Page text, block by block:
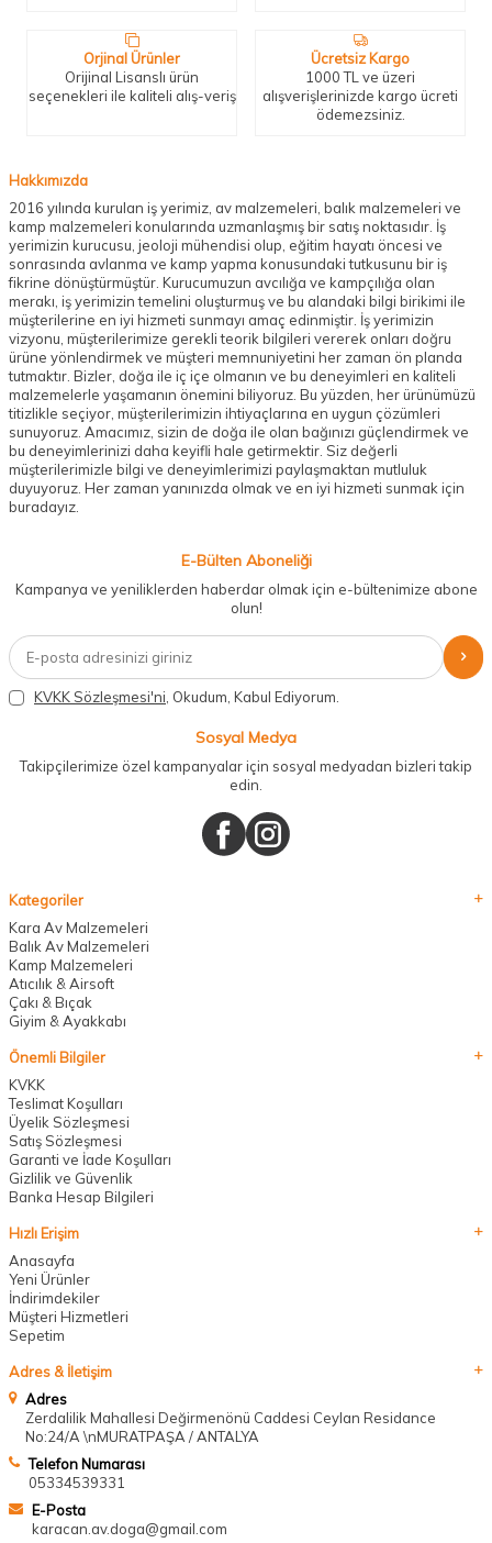
Orjinal Ürünler
Orijinal Lisanslı ürün
seçenekleri ile kaliteli alış-veriş
Ücretsiz Kargo
1000 TL ve üzeri
alışverişlerinizde kargo ücreti
ödemezsiniz.
Hakkımızda
2016 yılında kurulan iş yerimiz, av malzemeleri, balık malzemeleri ve
kamp malzemeleri konularında uzmanlaşmış bir satış noktasıdır. İş
yerimizin kurucusu, jeoloji mühendisi olup, eğitim hayatı öncesi ve
sonrasında avlanma ve kamp yapma konusundaki tutkusunu bir iş
fikrine dönüştürmüştür. Kurucumuzun avcılığa ve kampçılığa olan
merakı, iş yerimizin temelini oluşturmuş ve bu alandaki bilgi birikimi ile
müşterilerine en iyi hizmeti sunmayı amaç edinmiştir. İş yerimizin
vizyonu, müşterilerimize gerekli teorik bilgileri vererek onları doğru
ürüne yönlendirmek ve müşteri memnuniyetini her zaman ön planda
tutmaktır. Bizler, doğa ile iç içe olmanın ve bu deneyimleri en kaliteli
malzemelerle yaşamanın önemini biliyoruz. Bu yüzden, her ürünümüzü
titizlikle seçiyor, müşterilerimizin ihtiyaçlarına en uygun çözümleri
sunuyoruz. Amacımız, sizin de doğa ile olan bağınızı güçlendirmek ve
bu deneyimlerinizi daha keyifli hale getirmektir. Siz değerli
müşterilerimizle bilgi ve deneyimlerimizi paylaşmaktan mutluluk
duyuyoruz. Her zaman yanınızda olmak ve en iyi hizmeti sunmak için
buradayız.
E-Bülten Aboneliği
Kampanya ve yeniliklerden haberdar olmak için e-bültenimize abone
olun!
KVKK Sözleşmesi'ni , Okudum, Kabul Ediyorum.
Sosyal Medya
Takipçilerimize özel kampanyalar için sosyal medyadan bizleri takip
edin.
Kategoriler
Kara Av Malzemeleri
Balık Av Malzemeleri
Kamp Malzemeleri
Atıcılık & Airsoft
Çakı & Bıçak
Giyim & Ayakkabı
Önemli Bilgiler
KVKK
Teslimat Koşulları
Üyelik Sözleşmesi
Satış Sözleşmesi
Garanti ve İade Koşulları
Gizlilik ve Güvenlik
Banka Hesap Bilgileri
Hızlı Erişim
Anasayfa
Yeni Ürünler
İndirimdekiler
Müşteri Hizmetleri
Sepetim
Adres & İletişim
Adres
Zerdalilik Mahallesi Değirmenönü Caddesi Ceylan Residance
No:24/A \nMURATPAŞA / ANTALYA
Telefon Numarası
05334539331
E-Posta
karacan.av.doga@gmail.com